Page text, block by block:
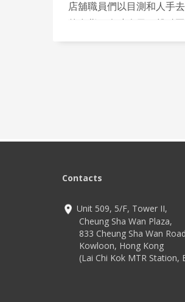
店舖職員們以目測和人手
技，再不是只靠人力。不
Contacts
Unit 509, 5/F, Tower II,
Cheung Sha Wan Plaza,
833 Cheung Sha Wan
Kowloon, Hong Kong
(Lai Chi Kok MTR Station,